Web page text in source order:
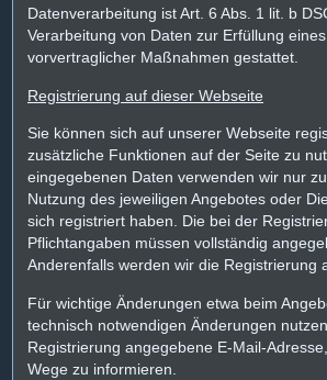
Datenverarbeitung ist Art. 6 Abs. 1 lit. b
Verarbeitung von Daten zur Erfüllung
vorvertraglicher Maßnahmen gestattet.
Registrierung auf dieser Webseite
Sie können sich auf unserer Webseite
zusätzliche Funktionen auf der Seite zu
eingegebenen Daten verwenden wir nur
Nutzung des jeweiligen Angebotes oder
sich registriert haben. Die bei der
Pflichtangaben müssen vollständig
Anderenfalls werden wir die Registrierung
Für wichtige Änderungen etwa beim
technisch notwendigen Änderungen
Registrierung angegebene E-Mail-
Wege zu informieren.